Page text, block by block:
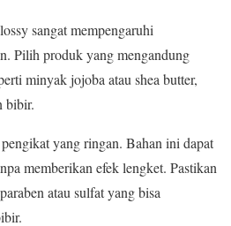
sangat mempengaruhi
Pilih produk yang mengandung
minyak jojoba atau shea butter,
bibir.
yang ringan. Bahan ini dapat
memberikan efek lengket. Pastikan
atau sulfat yang bisa